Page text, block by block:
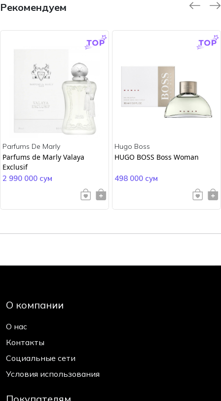
Рекомендуем
Parfums De Marly
Parfums de Marly Valaya
Exclusif
2 990 000 сум
Hugo Boss
HUGO BOSS Boss Woman
498 000 сум
О компании
О нас
Контакты
Социальные сети
Условия использования